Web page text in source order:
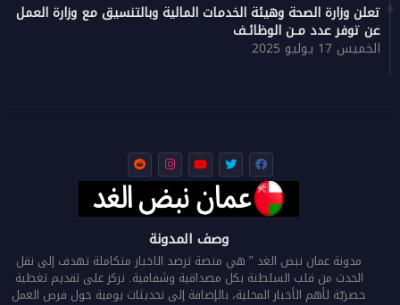
تعلن وزارة الصحة وهيئة الخدمات المالية وبالتنسيق مع وزارة العمل
عن توفر عدد مـن الوظائـف
الخميس 17 يوليو 2025
وصف المدونة
مدونة عمان نبض الغد " هي منصة ترصد الاخبار متكاملة تهدف إلى نقل
الحدث من قلب السلطنة بكل مصداقية وشفافية. نركز على تقديم تغطية
حصريّة لأهم الأخبار المحلية، بالإضافة إلى تحديثات يومية حول فرص العمل